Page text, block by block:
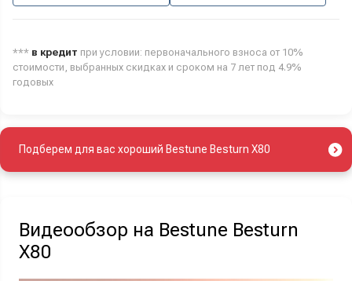
*** в кредит при условии: первоначального взноса от 10%
стоимости, выбранных скидках и сроком на 7 лет под 4.9%
годовых
Подберем для вас хороший Bestune Besturn X80
Видеообзор на Bestune Besturn
X80